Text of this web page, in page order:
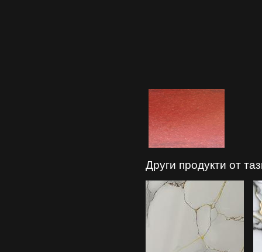
Други продукти от